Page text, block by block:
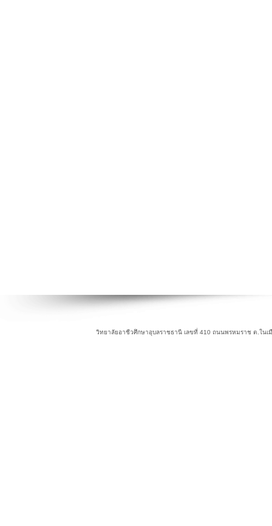
วิทยาลัยอาชีวศึกษาอุบลราชธานี เลขที่ 410 ถนนพรหมราช ต.ในเ